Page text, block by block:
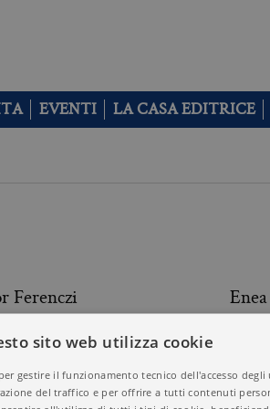
EVENTI LA CASA EDITRICE
Ferenczi
sito web utilizza cookie
gestire il funzionamento tecnico dell'accesso degli
del traffico e per offrire a tutti contenuti